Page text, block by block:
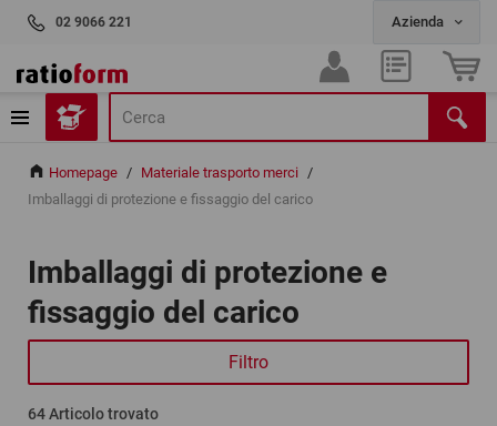
02 9066 221
Homepage / Materiale trasporto merci /
Imballaggi di protezione e fissaggio del carico
Imballaggi di protezione e
fissaggio del carico
Filtro
64Articolo trovato